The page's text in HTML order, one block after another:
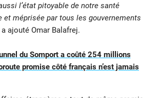
l’état pitoyable de notre santé
et méprisée par tous les gouvernements
a ajouté Omar Balafrej.
du Somport a coûté 254 millions
promise côté français n’est jamais